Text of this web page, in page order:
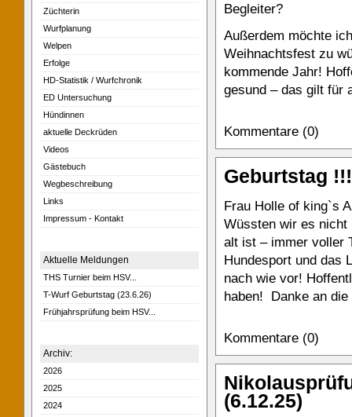
Züchterin
Wurfplanung
Welpen
Erfolge
HD-Statistik / Wurfchronik
ED Untersuchung
Hündinnen
aktuelle Deckrüden
Videos
Gästebuch
Wegbeschreibung
Links
Impressum - Kontakt
Aktuelle Meldungen
THS Turnier beim HSV...
T-Wurf Geburtstag (23.6.26)
Frühjahrsprüfung beim HSV...
Archiv:
2026
2025
2024
Begleiter?
Außerdem möchte
Weihnachtsfest zu
kommende Jahr!
gesund – das gilt für
Kommentare (0)
Geburtstag
Frau Holle of king`s
Wüssten wir es nicht
alt ist – immer voller
Hundesport und das
nach wie vor!
haben! Danke an die
Kommentare (0)
(6.12.25)